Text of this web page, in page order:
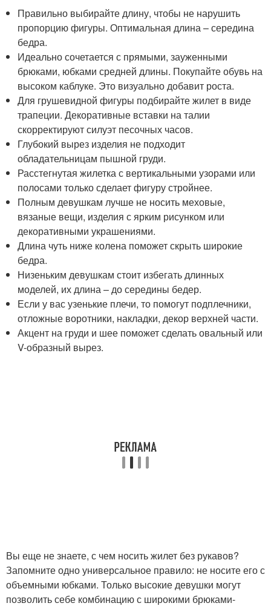
Правильно выбирайте длину, чтобы не нарушить
пропорцию фигуры. Оптимальная длина – середина
бедра.
Идеально сочетается с прямыми, зауженными
брюками, юбками средней длины. Покупайте обувь на
высоком каблуке. Это визуально добавит роста.
Для грушевидной фигуры подбирайте жилет в виде
трапеции. Декоративные вставки на талии
скорректируют силуэт песочных часов.
Глубокий вырез изделия не подходит
обладательницам пышной груди.
Расстегнутая жилетка с вертикальными узорами или
полосами только сделает фигуру стройнее.
Полным девушкам лучше не носить меховые,
вязаные вещи, изделия с ярким рисунком или
декоративными украшениями.
Длина чуть ниже колена поможет скрыть широкие
бедра.
Низеньким девушкам стоит избегать длинных
моделей, их длина – до середины бедер.
Если у вас узенькие плечи, то помогут подплечники,
отложные воротники, накладки, декор верхней части.
Акцент на груди и шее поможет сделать овальный или
V-образный вырез.
Вы еще не знаете, с чем носить жилет без рукавов?
Запомните одно универсальное правило: не носите его с
объемными юбками. Только высокие девушки могут
позволить себе комбинацию с широкими брюками-